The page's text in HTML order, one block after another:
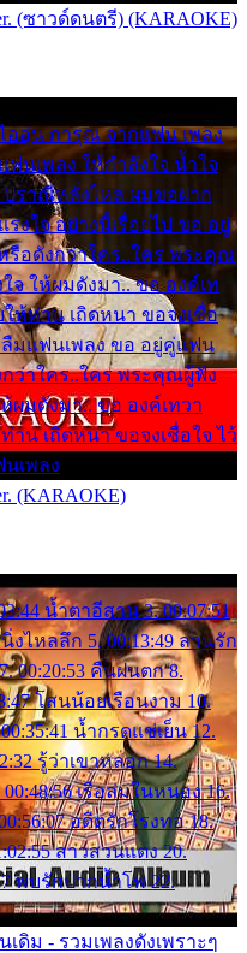
(ซาวด์ดนตรี) (KARAOKE)
อุ่น การุณ จากแฟน เพลง
ฟนเพลง ให้กำลังใจ น้ำใจ
ราณีหลั่งไหล ผมขอฝาก
งใจ อย่างนี้เรื่อยไป ขอ อยู่
รือดังกว่าใคร..ใคร พระคุณ
จ ให้ผมดังมา.. ขอ องค์เท
ห้ท่าน เถิดหนา ขอจงเชื่อ
ลืมแฟนเพลง ขอ อยู่คู่แฟน
กว่าใคร..ใคร พระคุณผู้ฟัง
ผมดังมา.. ขอ องค์เทวา
น เถิดหนา ขอจงเชื่อใจ ไว้
เพลง
(KARAOKE)
น้ำตาอีสาน 3. 00:07:51
งไหลลึก 5. 00:13:49 ลานรัก
00:20:53 คืนฝนตก 8.
โสนน้อยเรือนงาม 10.
น้ำกรดแช่เย็น 12.
รู้ว่าเขาหลอก 14.
เรือล่มในหนอง 16.
อดีตรักโรงทอ 18.
สาวสวนแตง 20.
พบรักปากน้ำโพ 22.
ม - รวมเพลงดังเพราะๆ